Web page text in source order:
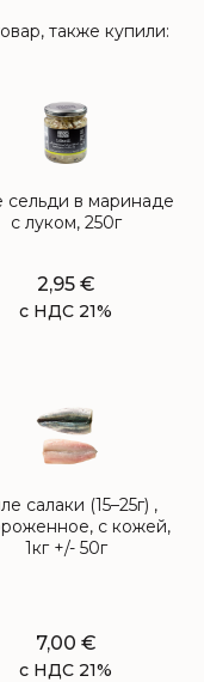
также купили:
сельди в маринаде
с луком, 250г
2,95 €
с НДС 21%
салаки (15–25г) ,
с кожей,
1кг +/- 50г
7,00 €
с НДС 21%